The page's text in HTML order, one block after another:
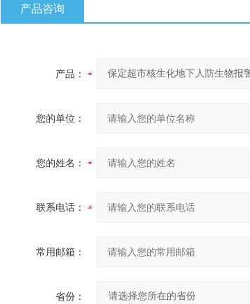
产品咨询
产品：
您的单位：
您的姓名：
联系电话：
常用邮箱：
省份：